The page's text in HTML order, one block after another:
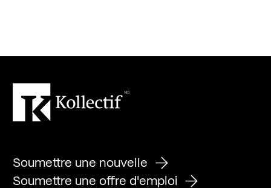
Soumettre une nouvelle
Soumettre une offre d'emploi